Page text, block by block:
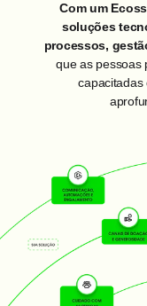
Com um
soluções
processos,
que as pessoas
capacitadas